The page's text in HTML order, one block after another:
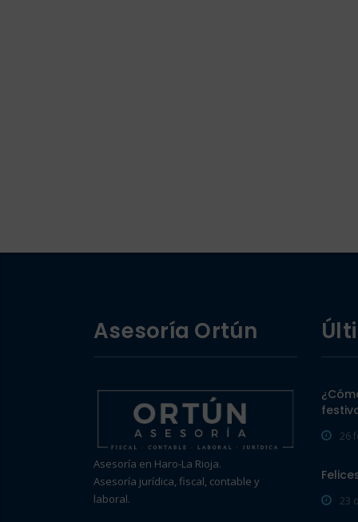
Asesoría Ortún
Asesoría en Haro-La Rioja.
Asesoría jurídica, fiscal, contable y
laboral.
26
23